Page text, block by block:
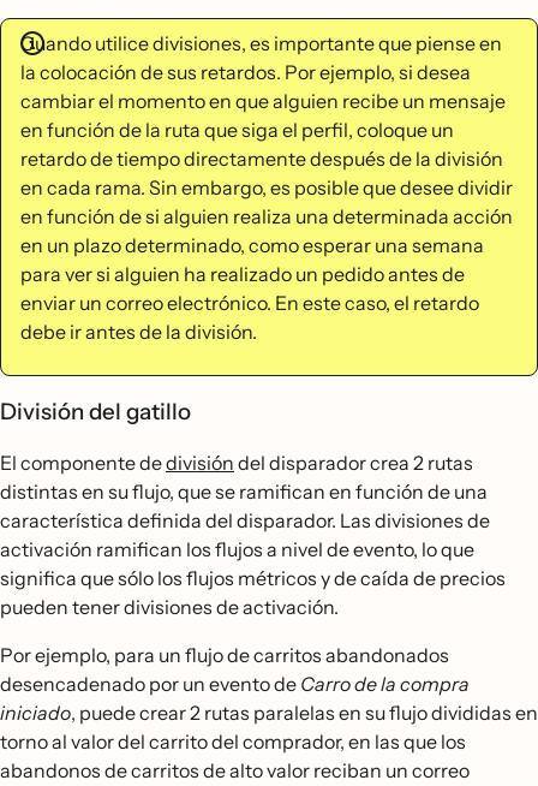
Cuando utilice divisiones, es importante que piense en
la colocación de sus retardos. Por ejemplo, si desea
cambiar el momento en que alguien recibe un mensaje
en función de la ruta que siga el perfil, coloque un
retardo de tiempo directamente después de la división
en cada rama. Sin embargo, es posible que desee dividir
en función de si alguien realiza una determinada acción
en un plazo determinado, como esperar una semana
para ver si alguien ha realizado un pedido antes de
enviar un correo electrónico. En este caso, el retardo
debe ir antes de la división.
División del gatillo
El componente dedivisión del disparador crea 2 rutas
distintas en su flujo, que se ramifican en función de una
característica definida del disparador. Las divisiones de
activación ramifican los flujos a nivel de evento, lo que
significa que sólo los flujos métricos y de caída de precios
pueden tener divisiones de activación.
Por ejemplo, para un flujo de carritos abandonados
desencadenado por un evento de Carro de la compra
iniciado, puede crear 2 rutas paralelas en su flujo divididas en
torno al valor del carrito del comprador, en las que los
abandonos de carritos de alto valor reciban un correo